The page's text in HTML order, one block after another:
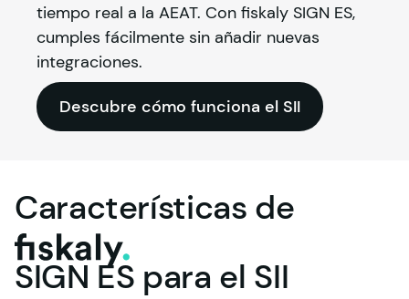
tiempo real a la AEAT. Con fiskaly SIGN ES,
cumples fácilmente sin añadir nuevas
integraciones.
Descubre cómo funciona el SII
Características de
fiskaly.
SIGN ES para el SII